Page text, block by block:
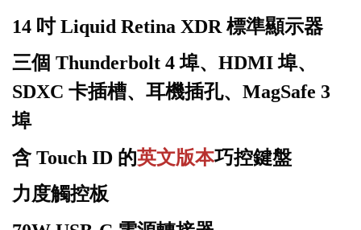
14 吋 Liquid Retina XDR 標準顯示器
三個 Thunderbolt 4 埠、HDMI 埠、
SDXC 卡插槽、耳機插孔、MagSafe 3
埠
含 Touch ID 的英文版本巧控鍵盤
力度觸控板